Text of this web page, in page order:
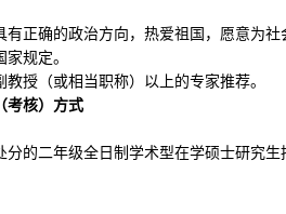
有正确的政治方向，热爱祖国，愿意为
规定。
教授（或相当职称）以上的专家推荐。
考核）方式
的二年级全日制学术型在学硕士研究